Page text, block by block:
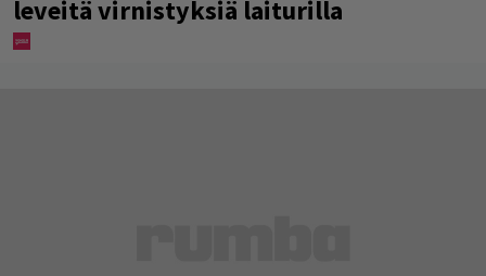
leveitä virnistyksiä laiturilla